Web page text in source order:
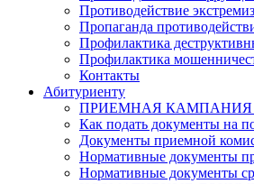
Противодействие
Пропаганда
Профилактика
Профилактика
Контакты
Абитуриенту
ПРИЕМНАЯ КАМПАНИЯ
Как подать документы на
Документы приемной
Нормативные документы
Нормативные документы